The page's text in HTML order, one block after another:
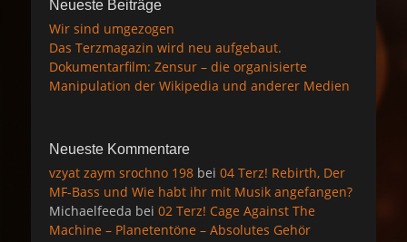
Neueste Beiträge
Wir sind umgezogen
Das Terzmagazin wird neu aufgebaut.
Dokumentarfilm: Zensur – die organisierte
Manipulation der Wikipedia und anderer Medien
Neueste Kommentare
vzyat zaym srochno 198 bei 04 Terz! Rebirth, Der
MF-Bass und Wie habt ihr mit Musik angefangen?
Michaelfeeda bei 02 Terz! Cage Against The
Machine – Planetentöne – Absolutes Gehör